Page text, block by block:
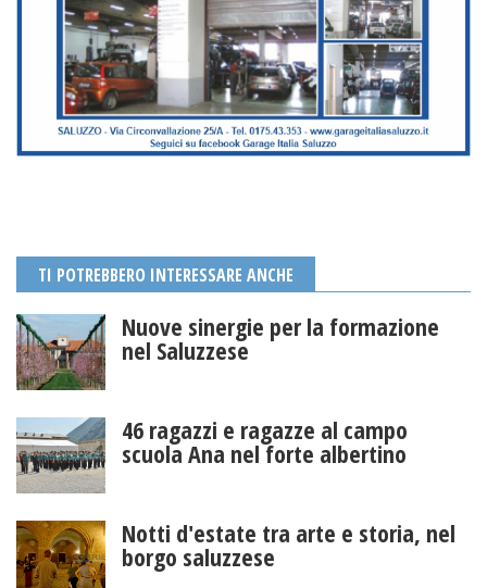
TI POTREBBERO INTERESSARE ANCHE
Nuove sinergie per la formazione
nel Saluzzese
46 ragazzi e ragazze al campo
scuola Ana nel forte albertino
Notti d'estate tra arte e storia, nel
borgo saluzzese